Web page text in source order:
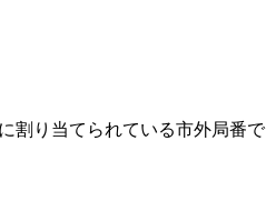
に割り当てられている市外局番で